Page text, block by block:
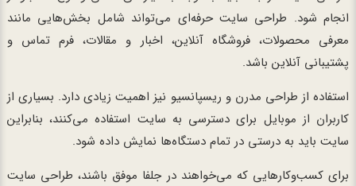
انجام شود. طراحی سایت حرفه‌ای می‌تواند شامل بخش‌هایی مانند
معرفی محصولات، فروشگاه آنلاین، اخبار و مقالات، فرم تماس و
پشتیبانی آنلاین باشد.
استفاده از طراحی مدرن و ریسپانسیو نیز اهمیت زیادی دارد. بسیاری از
کاربران از موبایل برای دسترسی به سایت استفاده می‌کنند، بنابراین
سایت باید به درستی در تمام دستگاه‌ها نمایش داده شود.
برای کسب‌وکارهایی که می‌خواهند در جلفا موفق باشند، طراحی سایت